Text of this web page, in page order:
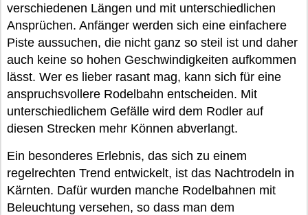
verschiedenen Längen und mit unterschiedlichen
Ansprüchen. Anfänger werden sich eine einfachere
Piste aussuchen, die nicht ganz so steil ist und daher
auch keine so hohen Geschwindigkeiten aufkommen
lässt. Wer es lieber rasant mag, kann sich für eine
anspruchsvollere Rodelbahn entscheiden. Mit
unterschiedlichem Gefälle wird dem Rodler auf
diesen Strecken mehr Können abverlangt.
Ein besonderes Erlebnis, das sich zu einem
regelrechten Trend entwickelt, ist das Nachtrodeln in
Kärnten. Dafür wurden manche Rodelbahnen mit
Beleuchtung versehen, so dass man dem